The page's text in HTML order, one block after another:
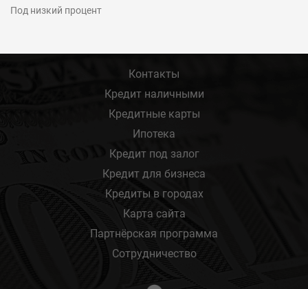
Под низкий процент
Контакты
Кредит наличными
Кредитные карты
Ипотека
Кредит под залог
Кредит для бизнеса
Кредиты в городах
Карта сайта
Партнёрская программа
Сотрудничество